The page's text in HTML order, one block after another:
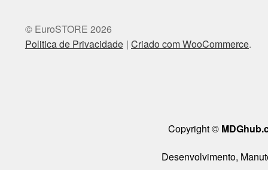
© EuroSTORE 2026
Politica de Privacidade Criado com WooCommerce.
Copyright ©
Desenvolvimento,